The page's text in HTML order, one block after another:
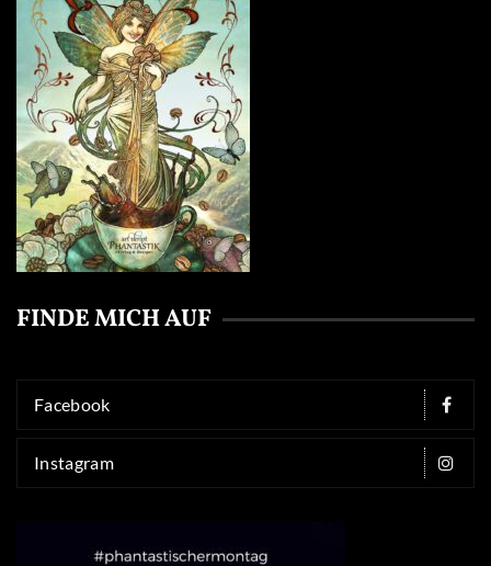
FINDE MICH AUF
Facebook
Instagram